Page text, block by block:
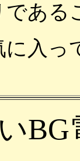
ある
入っ
BG